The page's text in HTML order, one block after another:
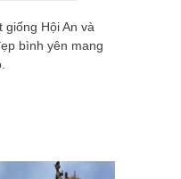
giống Hội An và
bình yên mang